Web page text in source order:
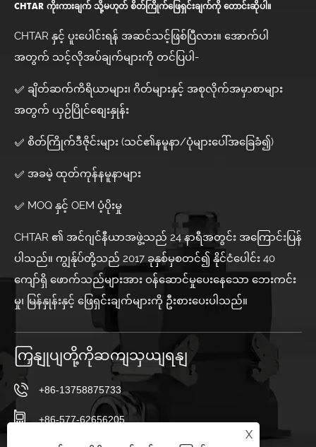
CHTAR ကိုးကားချက် သို့မဟုတ် စိတ်ကြိုက်ဖြေရှင်းချက်ကို တောင်းဆိုပါ။
CHTAR နှင့် ပူးပေါင်းရန် အဆင်သင့်ဖြစ်ပြီလား။ အောက်ပါ
အတွက် သင့်လိုအပ်ချက်များကို တင်ပြပါ-
✅ ချိတ်ဆက်ကိရိယာများ၊ ဂိတ်များနှင့် အစုလိုက်အမှာစာများ
အတွက် ယှဉ်ပြိုင်စျေးနှုန်း
✅ စိတ်ကြိုက်ဒီဇိုင်းများ (သင်၏နမူနာ/ပုံများပေါ်အခြေခံ၍)
✅ အခမဲ့ ထုတ်ကုန်နမူနာများ
✅ MOQ နှင့် OEM ပံ့ပိုးမှု
CHTAR ၏ အင်ဂျင်နီယာအဖွဲ့သည် 24 နာရီအတွင်း အကြောင်းပြန်
ပါသည်။ ကျွန်ုပ်တို့သည် 2017 ခုနှစ်မှစတင်၍ နိုင်ငံပေါင်း 40
ကျော်ရှိ ဖောက်သည်များအား ဝန်ဆောင်မှုပေးနေသော ဘေးကင်း
မှု၊ မြန်နှုန်းနှင့် ဖြေရှင်းချက်များကို ဦးစားပေးပါသည်။
ကြှနျုပျတို့ကိုဆကျသှယျရနျ
+86-13758875733
+86-577-62656205
X